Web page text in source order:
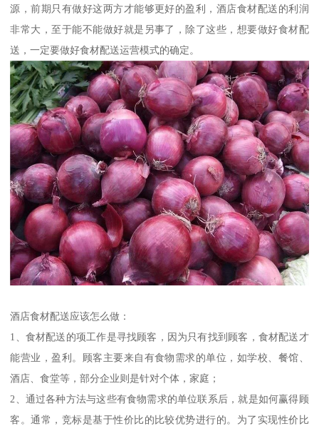
源，前期只有做好这两方才能够更好的盈利，酒店食材配送的利润
非常大，至于能不能做好就是另事了，除了这些，想要做好食材配
送，一定要做好食材配送运营模式的确定。
酒店食材配送应该怎么做：
1、食材配送的项工作是寻找顾客，因为只有找到顾客，食材配送才
能营业，盈利。顾客主要来自有食物需求的单位，如学校、餐馆、
酒店、食堂等，部分企业则是针对个体，家庭；
2、通过各种方法与这些有食物需求的单位联系后，就是如何赢得顾
客。通常，竞标是基于性价比的比较优势进行的。为了实现性价比